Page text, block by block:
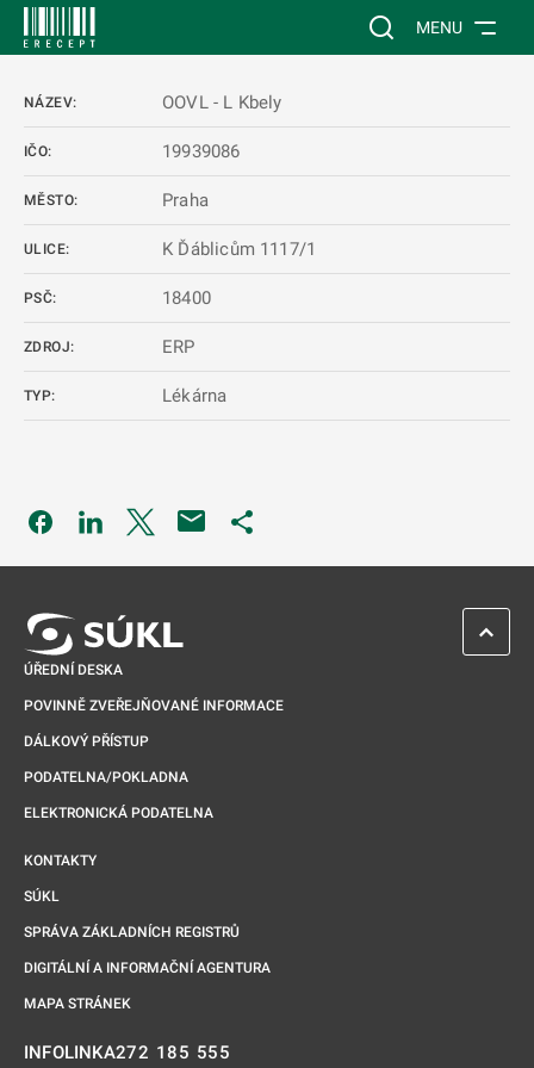
Vyhledávání na
MENU
NÁZEV: OOVL - L Kbely
IČO: 19939086
MĚSTO: Praha
ULICE: K Ďáblicům 1117/1
PSČ: 18400
ZDROJ: ERP
TYP: Lékárna
Odkaz se otevře na nové kartě
Odkaz se otevře na nové kartě
Odkaz se otevře na nové kartě
ÚŘEDNÍ DESKA
POVINNĚ ZVEŘEJŇOVANÉ INFORMACE
DÁLKOVÝ PŘÍSTUP
PODATELNA/POKLADNA
ELEKTRONICKÁ PODATELNA
KONTAKTY
SÚKL
SPRÁVA ZÁKLADNÍCH REGISTRŮ
DIGITÁLNÍ A INFORMAČNÍ AGENTURA
MAPA STRÁNEK
INFOLINKA272 185 555
ZPĚT